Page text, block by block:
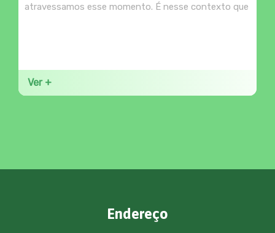
atravessamos esse momento. É nesse contexto que
Ver +
Endereço